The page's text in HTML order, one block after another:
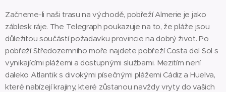
Začneme-li naši trasu na východě, pobřeží Almerie je jako
záblesk ráje. The Telegraph poukazuje na to, že pláže jsou
důležitou součástí požadavku provincie na dobrý život. Po
pobřeží Středozemního moře najdete pobřeží Costa del Sol s
vynikajícími plážemi a dostupnými službami. Mezitím není
daleko Atlantik s divokými písečnými plážemi Cádiz a Huelva,
které nabízejí krajiny, které zůstanou navždy vryty do vašich